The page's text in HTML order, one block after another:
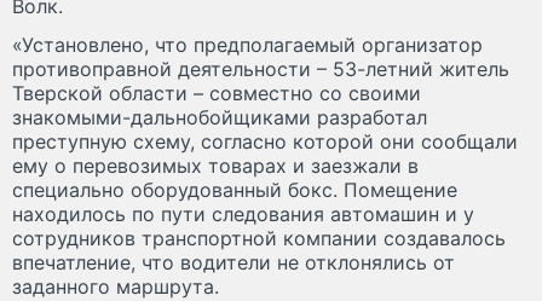
Волк.
«Установлено, что предполагаемый организатор
противоправной деятельности – 53-летний житель
Тверской области – совместно со своими
знакомыми-дальнобойщиками разработал
преступную схему, согласно которой они сообщали
ему о перевозимых товарах и заезжали в
специально оборудованный бокс. Помещение
находилось по пути следования автомашин и у
сотрудников транспортной компании создавалось
впечатление, что водители не отклонялись от
заданного маршрута.